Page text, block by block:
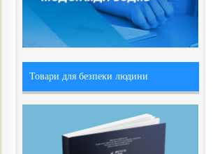
Товари для безпеки людини